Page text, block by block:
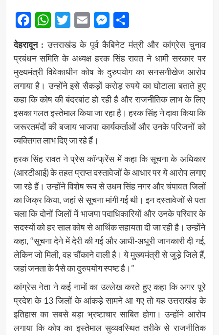
Facebook
WhatsApp
Twitter
EmailMessenger
Share
देहरादून : उत्तराखंड के पूर्व कैबिनेट मंत्री और कांग्रेस चुनाव
प्रबंधन समिति के अध्यक्ष हरक सिंह रावत ने धामी सरकार पर
मुख्यमंत्री विवेकाधीन कोष के दुरुपयोग का सनसनीखेज आरोप
लगाया है। उन्होंने इसे सैकड़ों करोड़ रुपये का घोटाला बताते हुए
कहा कि कोष की बंदरबांट हो रही है और राजनीतिक लाभ के लिए
इसका गलत इस्तेमाल किया जा रहा है। हरक सिंह ने दावा किया कि
जरूरतमंदों की बजाय भाजपा कार्यकर्ताओं और उनके परिजनों को
व्यक्तिगत लाभ दिए जा रहे हैं।
हरक सिंह रावत ने प्रेस कॉन्फ्रेंस में कहा कि सूचना के अधिकार
(आरटीआई) के तहत प्राप्त दस्तावेजों के आधार पर ये आरोप लगाए
जा रहे हैं। उन्होंने विशेष रूप से उधम सिंह नगर और चंपावत जिलों
का जिक्र किया, जहां से सूचना मांगी गई थी। इन दस्तावेजों से पता
चला कि दोनों जिलों में भाजपा पदाधिकारियों और उनके परिवार के
सदस्यों को हर साल कोष से आर्थिक सहायता दी जा रही है। उन्होंने
कहा, “सूचना देने में देरी की गई और आधी-अधूरी जानकारी दी गई,
लेकिन जो मिली, वह चौंकाने वाली है। ये मुख्यमंत्री से जुड़े जिले हैं,
जहां जनता के पैसे का दुरुपयोग स्पष्ट है।”
कांग्रेस नेता ने कई नामों का उल्लेख करते हुए कहा कि अगर पूरे
प्रदेश के 13 जिलों के आंकड़े सामने आ गए तो यह उत्तराखंड के
इतिहास का सबसे बड़ा भ्रष्टाचार साबित होगा। उन्होंने आरोप
लगाया कि कोष का इस्तेमाल सुव्यवस्थित तरीके से राजनीतिक